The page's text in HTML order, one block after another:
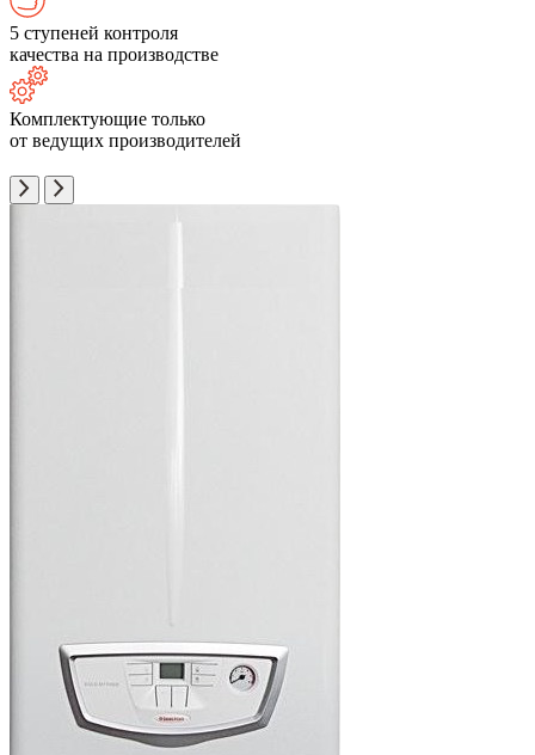
5 ступеней контроля
качества на производстве
Комплектующие только
от ведущих производителей